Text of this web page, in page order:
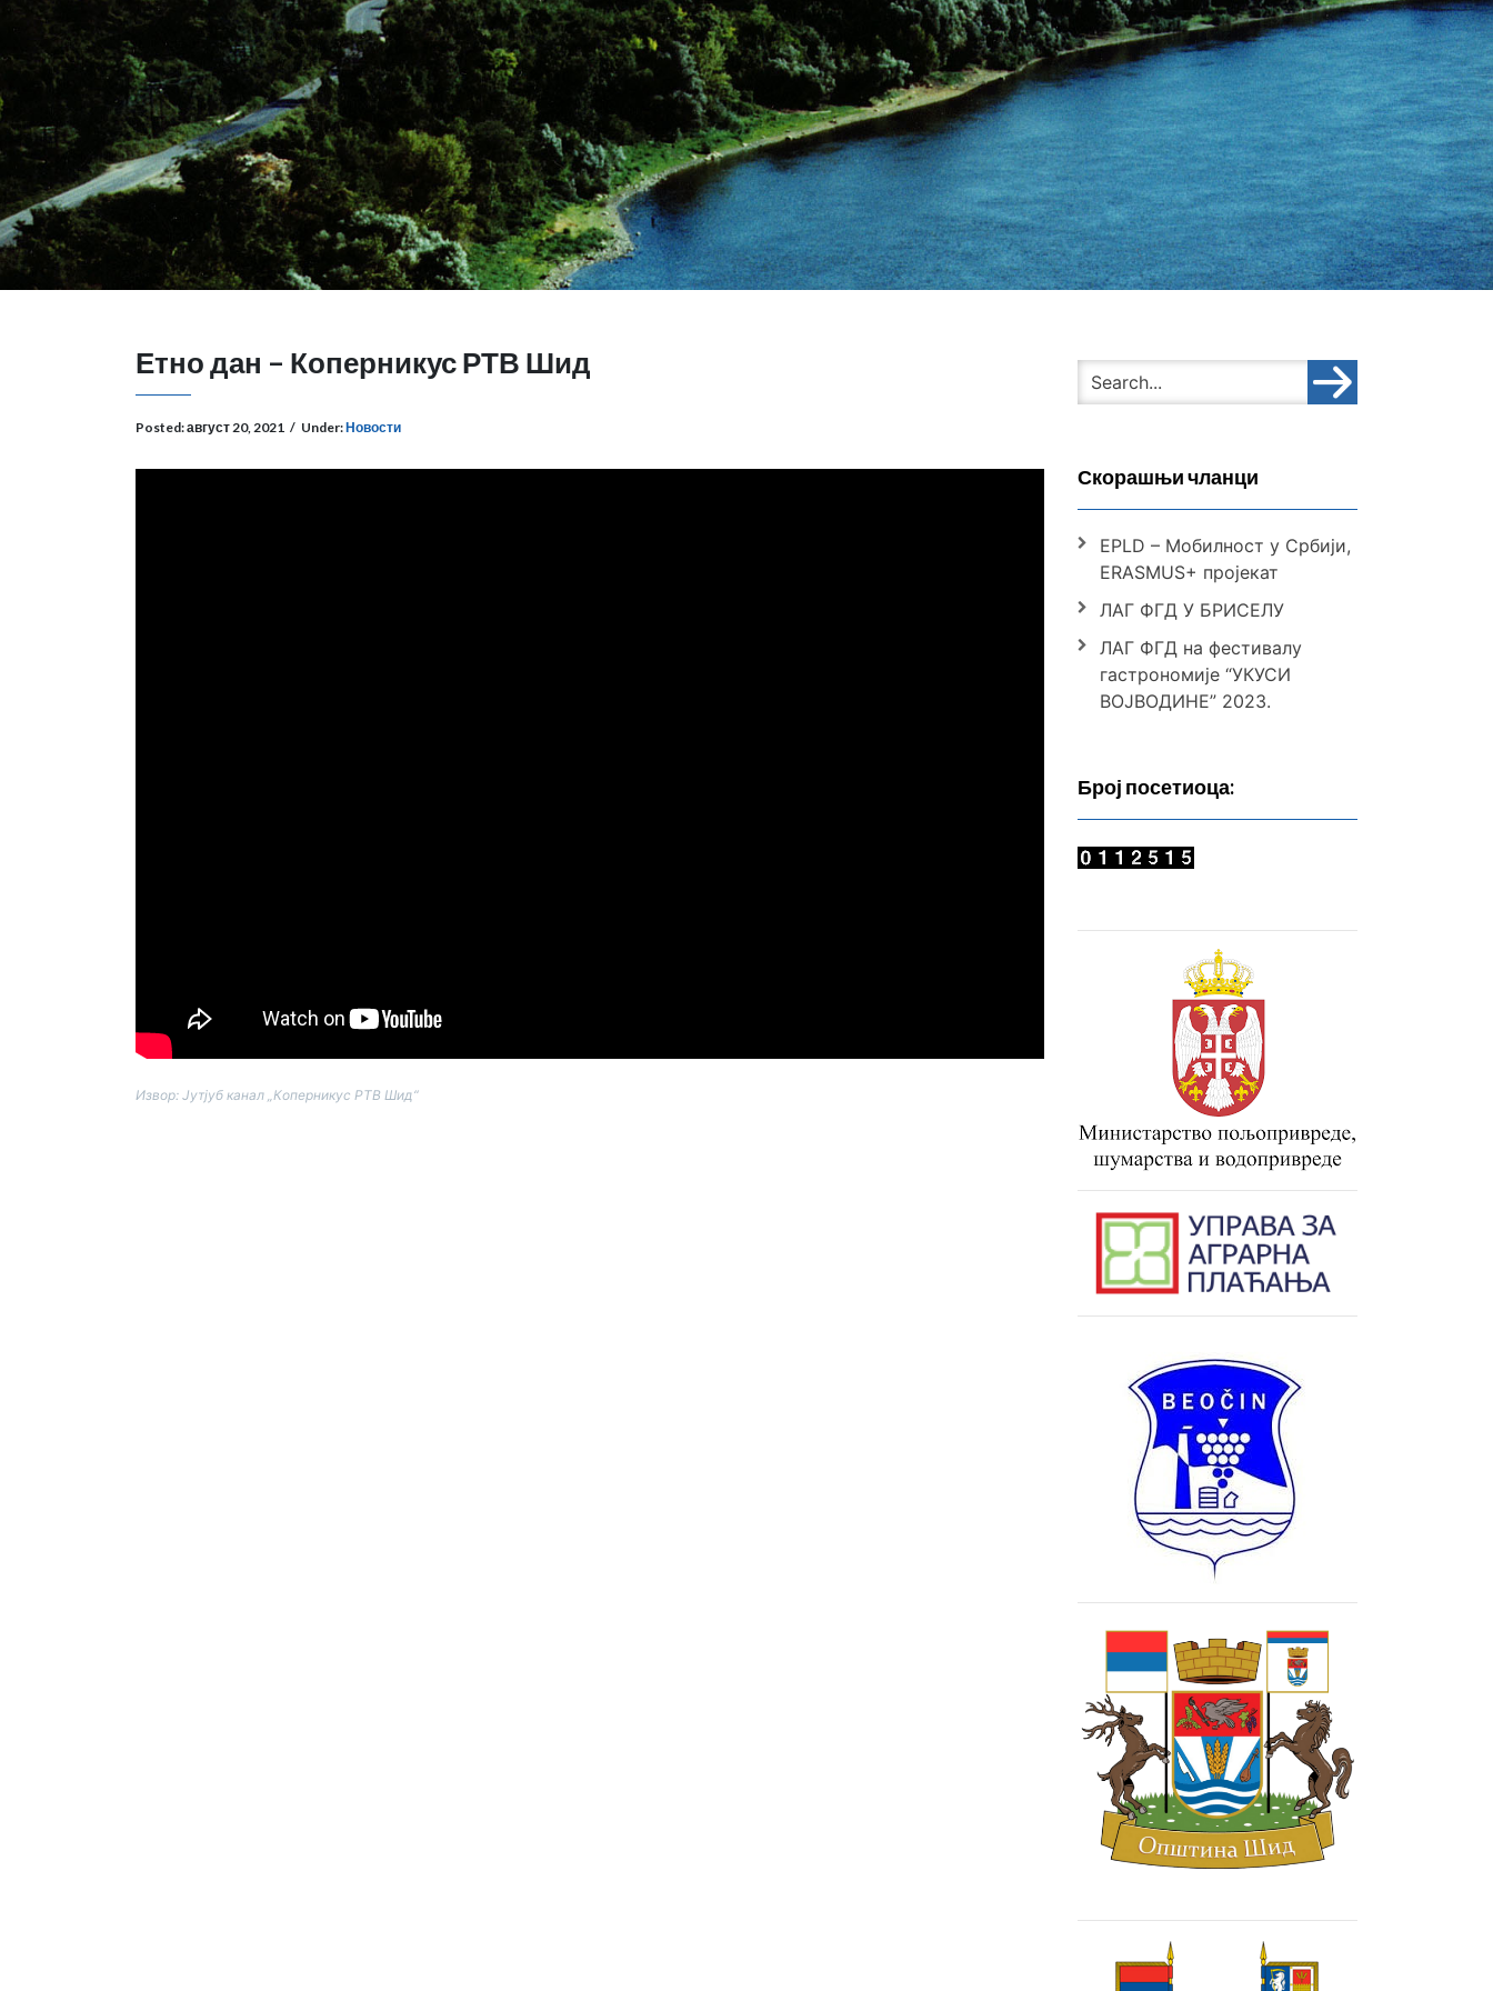
Етно дан – Коперникус РТВ Шид
Posted:август 20, 2021 / Under:Новости
Извор: Јутјуб канал „Коперникус РТВ Шид“
Скорашњи чланци
EPLD – Мобилност у Србији,
ERASMUS+ пројекат
ЛАГ ФГД У БРИСЕЛУ
ЛАГ ФГД на фестивалу
гастрономије “УКУСИ
ВОЈВОДИНЕ” 2023.
Број посетиоца: